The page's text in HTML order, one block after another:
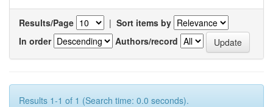
Results/Page | Sort items by
In order
Authors/record
Results 1-1 of 1 (Search time: 0.0 seconds).